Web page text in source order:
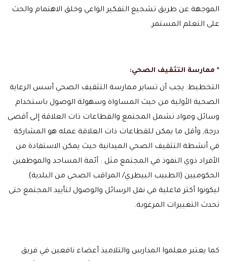
الموجهة عن طريق تشجيع التفكير الواعي وخلق الاهتمام والحث
على التعلم المستمر.
* ممارسة التثقيف الصحي:
التخطيط: يجب أن تساير ممارسة التثقيف الصحي أسس الرعاية
الصحية الأولية من حيث المساواة وسهولة الوصول باستخدام
وسائل ومواد تشمل المجتمع والقطاعات ذات العلاقة إلى أقصى
درجة, وأقل ما يمكن للقطاعات ذات العلاقة عمله هو المشاركة
في أنشطة التثقيف الصحي الميدانية حيث يمكن الاستفادة من
الأفراد ذوي النفوذ في المجتمع مثل : أئمة المساجد والموظفين
الحكوميين (الطبيب البيطري/ المراقب الصحي من البلدية)
ليكونوا أكثر فاعلية في نقل الرسائل والوصول لتأييد المجتمع حتى
تحدث التغييرات المرغوبة.
كما يعتبر معلموا المدارس والتلاميذ أعضاء نافعين في فريق